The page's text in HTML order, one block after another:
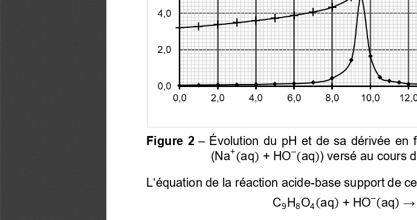
Figure  2 –
Évolution  du  pH  et  de  sa  dérivée
(Na+(aq) + HO–(aq)) versé au cours
L’équation de la réaction acide-base support de
C9H8O4(aq) + HO–(aq) →